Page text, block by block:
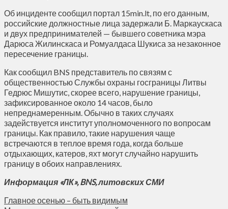
Об инциденте сообщил портал 15min.lt, по его данным,
российские должностные лица задержали Б. Маркаускаса
и двух предпринимателей — бывшего советника мэра
Дарюса Жилинскаса и Ромуалдаса Шукиса за незаконное
пересечение границы.
Как сообщил BNS представитель по связям с
общественностью Службы охраны госграницы Литвы
Гедрюс Мишутис, скорее всего, нарушение границы,
зафиксированное около 14 часов, было
непреднамеренным. Обычно в таких случаях
задействуется институт уполномоченного по вопросам
границы. Как правило, такие нарушения чаще
встречаются в теплое время года, когда больше
отдыхающих, катеров, яхт могут случайно нарушить
границу в обоих направлениях.
Информация «ЛК», BNS, литовских СМИ
Главное осенью – быть видимым